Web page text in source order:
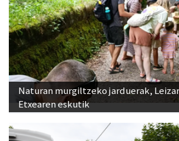
Naturan murgiltzeko jarduerak,
Etxearen eskutik